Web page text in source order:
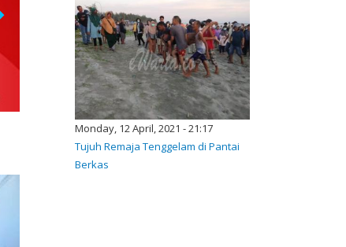
Monday, 12 April, 2021 - 21:17
Tujuh Remaja Tenggelam di Pantai
Berkas